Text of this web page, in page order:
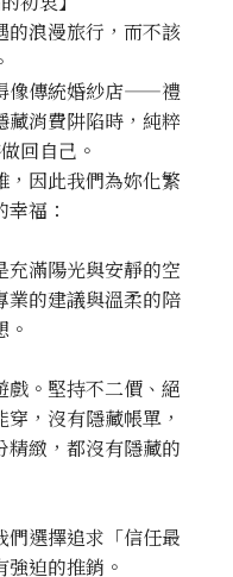
的浪漫旅行，而不該
像傳統婚紗店——禮
藏消費阱陷時，純粹
回自己。
，因此我們為妳化繁
福：
充滿陽光與安靜的空
業的建議與溫柔的陪
戲。堅持不二價、絕
，沒有隱藏帳單，
精緻，都沒有隱藏的
們選擇追求「信任最
迫的推銷。